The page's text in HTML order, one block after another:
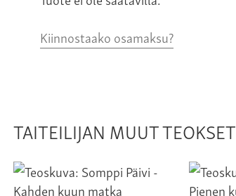
Kiinnostaako osamaksu?
TAITEILIJAN MUUT TEOKSET